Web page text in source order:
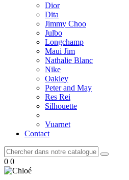
Dior
Dita
Jimmy Choo
Julbo
Longchamp
Maui Jim
Nathalie Blanc
Nike
Oakley
Peter and May
Res Rei
Silhouette
Vuarnet
Contact
0 0